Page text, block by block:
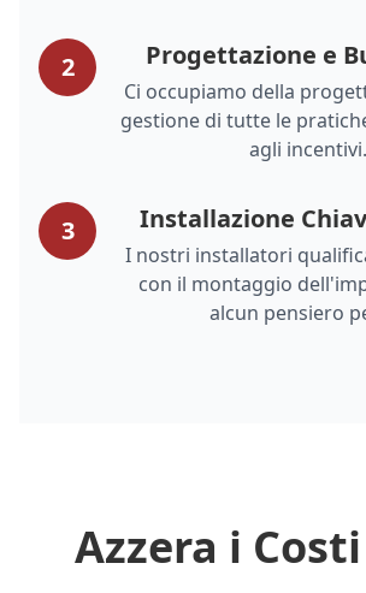
2 Progettazione e
Ci occupiamo della
gestione di tutte le
agli incentivi.
3 Installazione
I nostri installatori
con il montaggio
alcun pensiero
Azzera i